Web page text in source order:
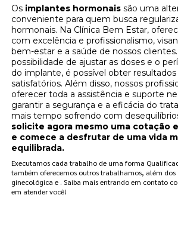
Os implantes hormonais são uma
conveniente para quem busca
hormonais. Na Clínica Bem Estar,
com excelência e profissionalismo,
bem-estar e a saúde de nossos
possibilidade de ajustar as doses e o
do implante, é possível obter
satisfatórios. Além disso, nossos
oferecer toda a assistência e suporte
garantir a segurança e a eficácia do
mais tempo sofrendo com
solicite agora mesmo uma cotação
e comece a desfrutar de uma vida
equilibrada.
Executamos cada trabalho de uma forma
também oferecemos outros trabalhamos, além
ginecológica e . Saiba mais entrando em contato
em atender você!